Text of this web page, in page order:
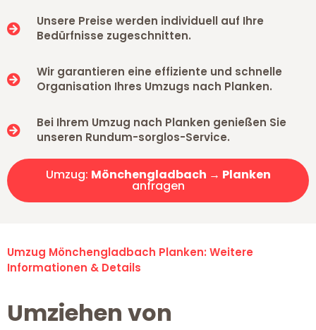
Unsere Preise werden individuell auf Ihre
Bedürfnisse zugeschnitten.
Wir garantieren eine effiziente und schnelle
Organisation Ihres Umzugs nach Planken.
Bei Ihrem Umzug nach Planken genießen Sie
unseren Rundum-sorglos-Service.
Umzug: Mönchengladbach → Planken
anfragen
Umzug Mönchengladbach Planken: Weitere
Informationen & Details
Umziehen von